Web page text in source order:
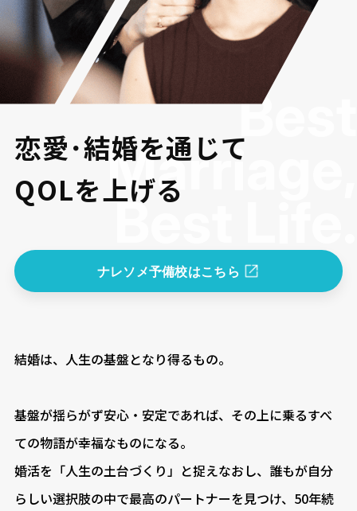
Best
Marriage,
Best Life.
恋愛･結婚を通じて
QOLを上げる
ナレソメ予備校はこちら
結婚は、人生の基盤となり得るもの。
基盤が揺らがず安心・安定であれば、その上に乗るすべ
ての物語が幸福なものになる。
婚活を「人生の土台づくり」と捉えなおし、誰もが自分
らしい選択肢の中で最高のパートナーを見つけ、50年続